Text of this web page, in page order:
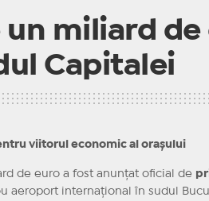
miliard de
Capitalei
viitorul economic al orașului
de euro a fost anunțat oficial de
aeroport internațional în sudul